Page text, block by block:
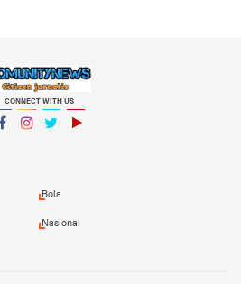
CONNECT WITH US
Bola
Nasional